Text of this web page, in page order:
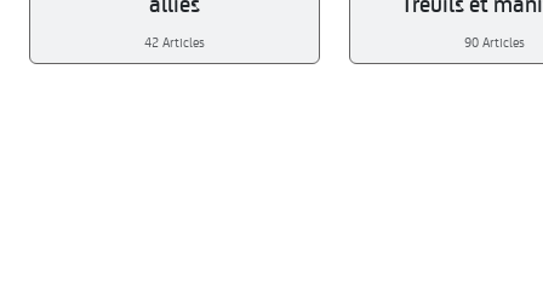
42 Articles 90 Articles